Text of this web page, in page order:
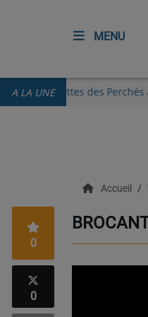
MENU
A LA UNE
Les Guinguettes des
ACCUEIL
RECHERCHE DE TITRES
TÉLÉCHARGER
EMISSIONS
LIVE DJ
EQUIPES
Accueil
0
0